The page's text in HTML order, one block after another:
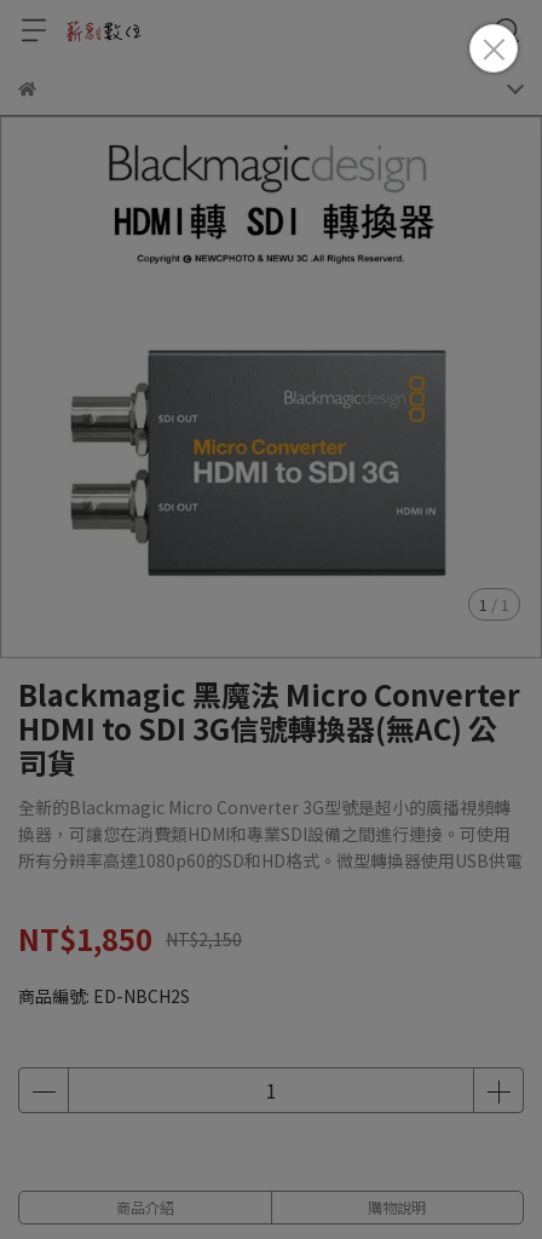
1 / 1
Blackmagic 黑魔法 Micro Converter
HDMI to SDI 3G信號轉換器(無AC) 公
司貨
全新的Blackmagic Micro Converter 3G型號是超小的廣播視頻轉
換器，可讓您在消費類HDMI和專業SDI設備之間進行連接。可使用
所有分辨率高達1080p60的SD和HD格式。微型轉換器使用USB供電
NT$1,850 NT$2,150
商品編號: ED-NBCH2S
商品介紹 購物說明